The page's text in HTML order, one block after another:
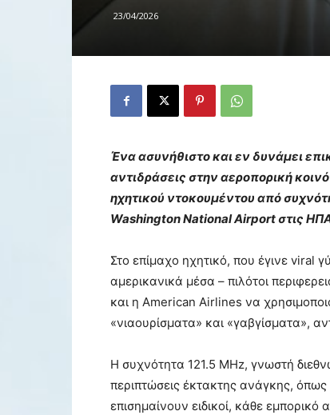
23/04/2026
Ένα ασυνήθιστο και εν δυνάμει
αντιδράσεις στην αεροπορική
ηχητικού ντοκουμέντου από
Washington National Airport στις
Στο επίμαχο ηχητικό, που έγινε viral
αμερικανικά μέσα – πιλότοι
και η American Airlines να
«νιαουρίσματα» και «γαβγίσματα»,
Η συχνότητα 121.5 MHz, γνωστή
περιπτώσεις έκτακτης ανάγκης,
επισημαίνουν ειδικοί, κάθε